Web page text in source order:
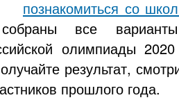
познакомиться со
все
олимпиады
результат,
прошлого года.